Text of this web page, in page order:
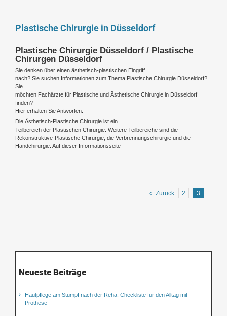
Plastische Chirurgie in Düsseldorf
Plastische Chirurgie Düsseldorf / Plastische
Chirurgen Düsseldorf
Sie denken über einen ästhetisch-plastischen Eingriff
nach? Sie suchen Informationen zum Thema Plastische Chirurgie Düsseldorf?
Sie
möchten Fachärzte für Plastische und Ästhetische Chirurgie in Düsseldorf
finden?
Hier erhalten Sie Antworten.
Die Ästhetisch-Plastische Chirurgie ist ein
Teilbereich der Plastischen Chirurgie. Weitere Teilbereiche sind die
Rekonstruktive-Plastische Chirurgie, die Verbrennungschirurgie und die
Handchirurgie. Auf dieser Informationsseite
Zurück 2 3
Neueste Beiträge
Hautpflege am Stumpf nach der Reha: Checkliste für den Alltag mit
Prothese